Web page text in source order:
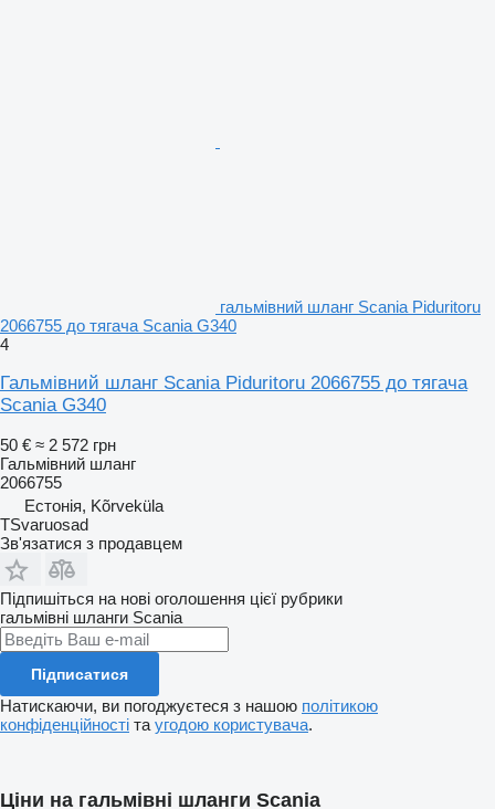
гальмівний шланг Scania Piduritoru
2066755 до тягача Scania G340
4
Гальмівний шланг Scania Piduritoru 2066755 до тягача
Scania G340
50 € ≈ 2 572 грн
Гальмівний шланг
2066755
Естонія, Kõrveküla
TSvaruosad
Зв'язатися з продавцем
Підпишіться на нові оголошення цієї рубрики
гальмівні шланги Scania
Підписатися
Натискаючи, ви погоджуєтеся з нашою політикою
конфіденційності та угодою користувача.
Ціни на гальмівні шланги Scania